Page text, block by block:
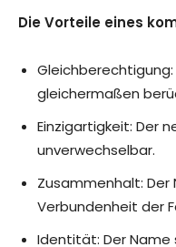
Die Vorteile eines
gleichermaßen
Einzigartigkeit: Der
unverwechselbar.
Zusammenhalt:
Verbundenheit der
Identität: Der